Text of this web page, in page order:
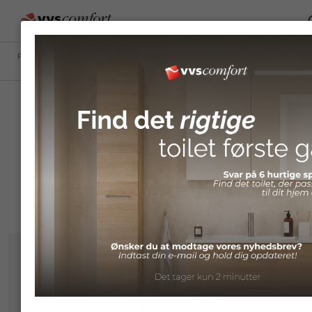
FORSIDE
OVERFLADER
Farvede overflader
Farvede overflader